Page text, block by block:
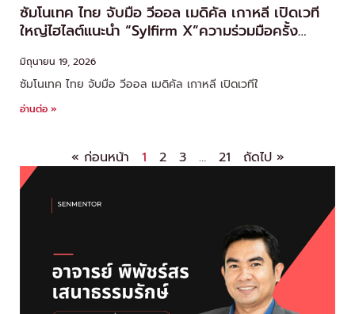
ซัมโนเทค ไทย จับมือ วีออล เมดิคัล เกาหลี เปิดเวที
ใหญ่ไฮไลต์แนะนำ “Sylfirm X”ความร่วมมือครั้ง
มิถุนายน 19, 2026
ซัมโนเทค ไทย จับมือ วีออล เมดิคัล เกาหลี เปิดเวทีใ
อ่านต่อ »
« ก่อนหน้า 1 2 3 … 21 ถัดไป »